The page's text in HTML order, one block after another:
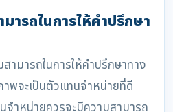
ารถในการให้คำปรึกษา
มารถในการให้คำปรึกษาทาง
พจะเป็นตัวแทนจำหน่ายที่ดี
ำหน่ายควรจะมีความสามารถ